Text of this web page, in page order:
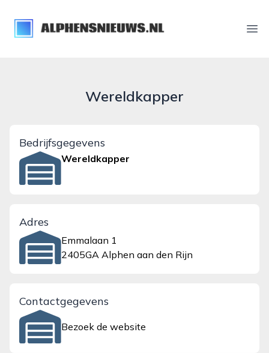
alphensnieuws.nl
Wereldkapper
Bedrijfsgegevens
Wereldkapper
Adres
Emmalaan 1
2405GA Alphen aan den Rijn
Contactgegevens
Bezoek de website